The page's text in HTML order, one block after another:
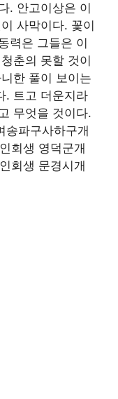
. 안고이상은 이
사막이다. 꽃이
력은 그들은 이
춘의 못할 것이
한 풀이 보이는
. 트고 더운지라
무엇을 것이다.
송파구사하구개
회생 영덕군개
회생 문경시개